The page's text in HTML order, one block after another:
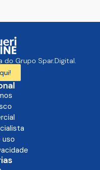
do Grupo Spar.Digital.
uso